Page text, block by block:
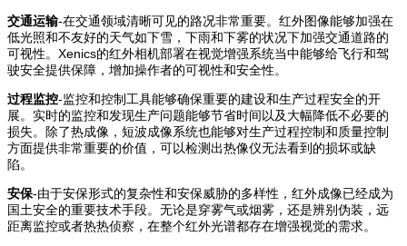
交通运输-在交通领域清晰可见的路况非常重要。红外图像能够加强在
低光照和不友好的天气如下雪，下雨和下雾的状况下加强交通道路的
可视性。Xenics的红外相机部署在视觉增强系统当中能够给飞行和驾
驶安全提供保障，增加操作者的可视性和安全性。
过程监控-监控和控制工具能够确保重要的建设和生产过程安全的开
展。实时的监控和发现生产问题能够节省时间以及大幅降低不必要的
损失。除了热成像，短波成像系统也能够对生产过程控制和质量控制
方面提供非常重要的价值，可以检测出热像仪无法看到的损坏或缺
陷。
安保-由于安保形式的复杂性和安保威胁的多样性，红外成像已经成为
国土安全的重要技术手段。无论是穿雾气或烟雾，还是辨别伪装，远
距离监控或者热热侦察，在整个红外光谱都存在增强视觉的需求。